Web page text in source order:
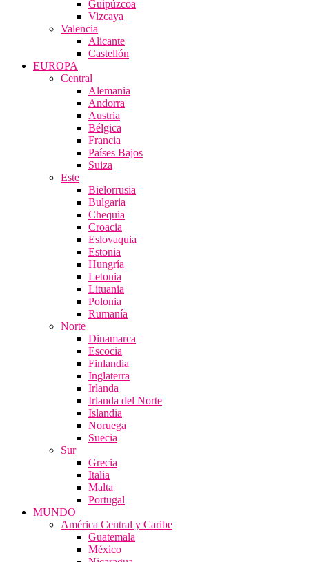
Guipúzcoa
Vizcaya
Valencia
Alicante
Castellón
EUROPA
Central
Alemania
Andorra
Austria
Bélgica
Francia
Países Bajos
Suiza
Este
Bielorrusia
Bulgaria
Chequia
Croacia
Eslovaquia
Estonia
Hungría
Letonia
Lituania
Polonia
Rumanía
Norte
Dinamarca
Escocia
Finlandia
Inglaterra
Irlanda
Irlanda del Norte
Islandia
Noruega
Suecia
Sur
Grecia
Italia
Malta
Portugal
MUNDO
América Central y Caribe
Guatemala
México